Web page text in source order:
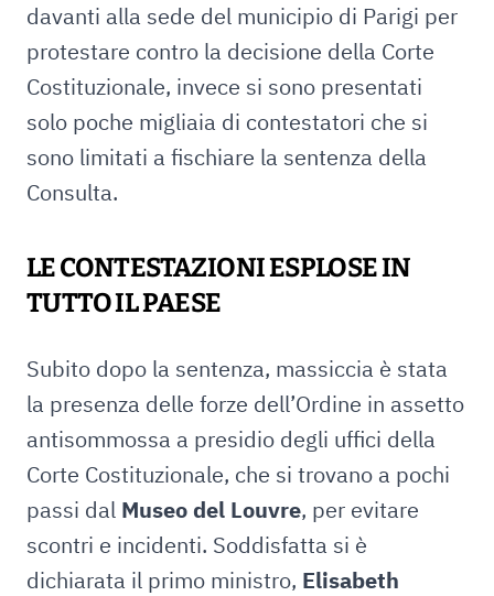
davanti alla sede del municipio di Parigi per
protestare contro la decisione della Corte
Costituzionale, invece si sono presentati
solo poche migliaia di contestatori che si
sono limitati a fischiare la sentenza della
Consulta.
LE CONTESTAZIONI ESPLOSE IN
TUTTO IL PAESE
Subito dopo la sentenza, massiccia è stata
la presenza delle forze dell’Ordine in assetto
antisommossa a presidio degli uffici della
Corte Costituzionale, che si trovano a pochi
passi dal Museo del Louvre, per evitare
scontri e incidenti. Soddisfatta si è
dichiarata il primo ministro, Elisabeth